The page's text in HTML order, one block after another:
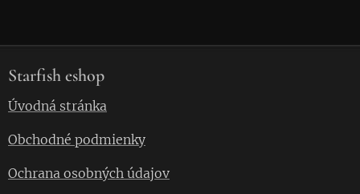
Starfish eshop
Úvodná stránka
Obchodné podmienky
Ochrana osobných údajov